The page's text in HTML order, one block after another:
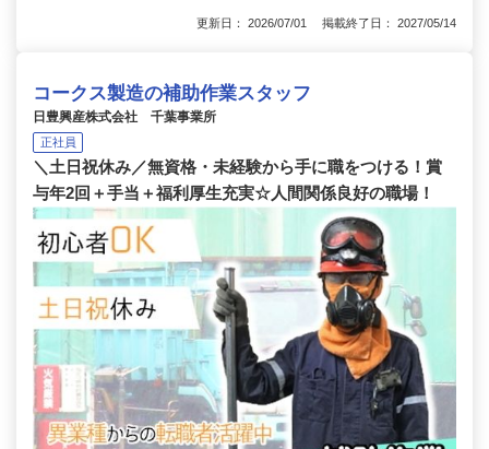
更新日： 2026/07/01 掲載終了日： 2027/05/14
コークス製造の補助作業スタッフ
日豊興産株式会社 千葉事業所
正社員
＼土日祝休み／無資格・未経験から手に職をつける！賞
与年2回＋手当＋福利厚生充実☆人間関係良好の職場！